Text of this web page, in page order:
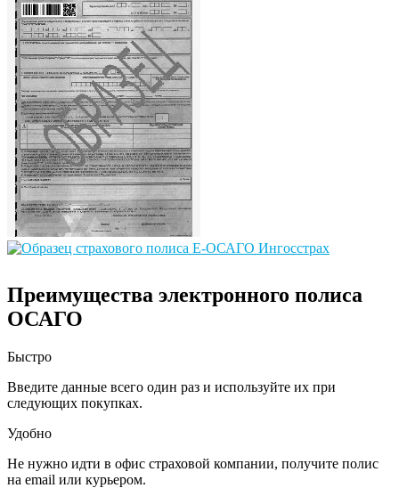
Преимущества электронного полиса
ОСАГО
Быстро
Введите данные всего один раз и используйте их при
следующих покупках.
Удобно
Не нужно идти в офис страховой компании, получите полис
на email или курьером.